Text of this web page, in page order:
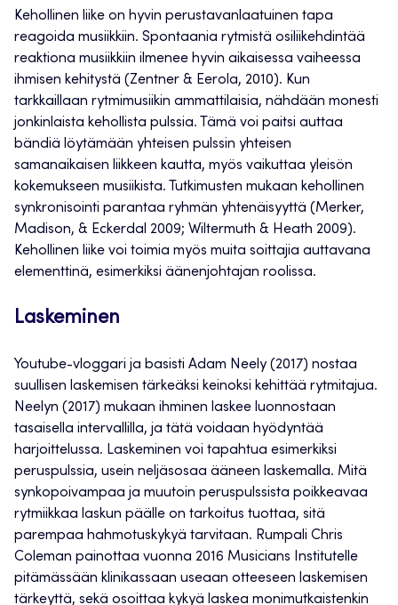
Kehollinen liike on hyvin perustavanlaatuinen tapa
reagoida musiikkiin. Spontaania rytmistä osiliikehdintää
reaktiona musiikkiin ilmenee hyvin aikaisessa vaiheessa
ihmisen kehitystä (Zentner & Eerola, 2010). Kun
tarkkaillaan rytmimusiikin ammattilaisia, nähdään monesti
jonkinlaista kehollista pulssia. Tämä voi paitsi auttaa
bändiä löytämään yhteisen pulssin yhteisen
samanaikaisen liikkeen kautta, myös vaikuttaa yleisön
kokemukseen musiikista. Tutkimusten mukaan kehollinen
synkronisointi parantaa ryhmän yhtenäisyyttä (Merker,
Madison, & Eckerdal 2009; Wiltermuth & Heath 2009).
Kehollinen liike voi toimia myös muita soittajia auttavana
elementtinä, esimerkiksi äänenjohtajan roolissa.
Laskeminen
Youtube-vloggari ja basisti Adam Neely (2017) nostaa
suullisen laskemisen tärkeäksi keinoksi kehittää rytmitajua.
Neelyn (2017) mukaan ihminen laskee luonnostaan
tasaisella intervallilla, ja tätä voidaan hyödyntää
harjoittelussa. Laskeminen voi tapahtua esimerkiksi
peruspulssia, usein neljäsosaa ääneen laskemalla. Mitä
synkopoivampaa ja muutoin peruspulssista poikkeavaa
rytmiikkaa laskun päälle on tarkoitus tuottaa, sitä
parempaa hahmotuskykyä tarvitaan. Rumpali Chris
Coleman painottaa vuonna 2016 Musicians Institutelle
pitämässään klinikassaan useaan otteeseen laskemisen
tärkeyttä, sekä osoittaa kykyä laskea monimutkaistenkin